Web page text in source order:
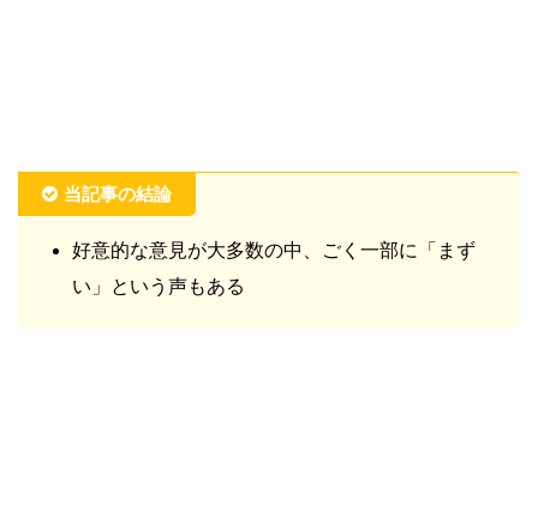
当記事の結論
好意的な意見が大多数の中、ごく一部に「まず
い」という声もある